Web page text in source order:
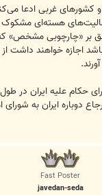
و کشورهای غربی ادعا
هسته‌ای مشکوک
بر «چارچوبی مشخص»
اجازه خواهند داشت
دوباره ایران به
Fast Poster
javedan-seda